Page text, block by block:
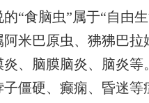
食脑虫”属于“自由生
米巴原虫、狒狒巴
、脑膜脑炎、脑炎
僵硬、癫痫、昏迷